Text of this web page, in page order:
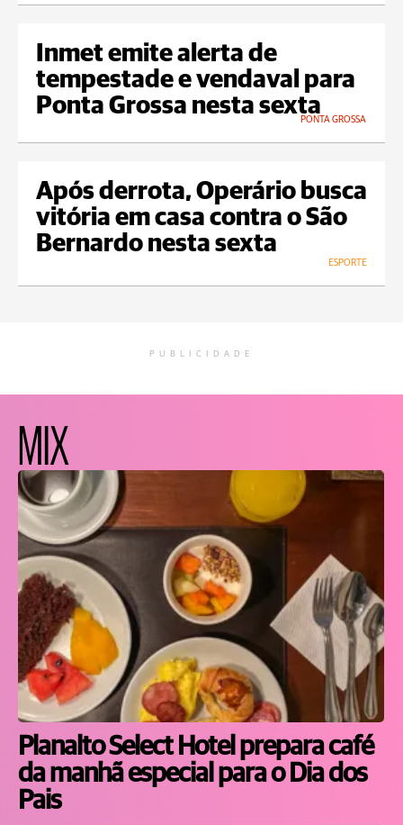
Inmet emite alerta de
tempestade e vendaval para
Ponta Grossa nesta sexta
PONTA GROSSA
Após derrota, Operário busca
vitória em casa contra o São
Bernardo nesta sexta
ESPORTE
PUBLICIDADE
MIX
Planalto Select Hotel prepara café
da manhã especial para o Dia dos
Pais